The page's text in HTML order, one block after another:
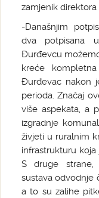
zamjenik direktora
-Današnjim
dva potpisana
Đurđevcu
kreće
Đurđevac nakon
perioda. Značaj
više aspekata, a
izgradnje
živjeti u ruralnim
infrastrukturu
S druge strane,
sustava odvodnje
a to su zalihe